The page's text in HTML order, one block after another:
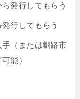
ら発行してもらう
行してもらう
手（または釧路市
能）